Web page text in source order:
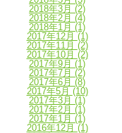
2018年3月 (2)
2018年2月 (4)
2018年1月 (1)
2017年12月 (1)
2017年11月 (2)
2017年10月 (2)
2017年9月 (1)
2017年7月 (2)
2017年6月 (8)
2017年5月 (10)
2017年3月 (1)
2017年2月 (1)
2017年1月 (1)
2016年12月 (1)